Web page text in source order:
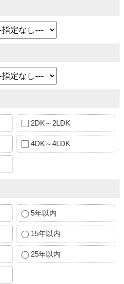
2DK～2LDK
4DK～4LDK
5年以内
15年以内
25年以内